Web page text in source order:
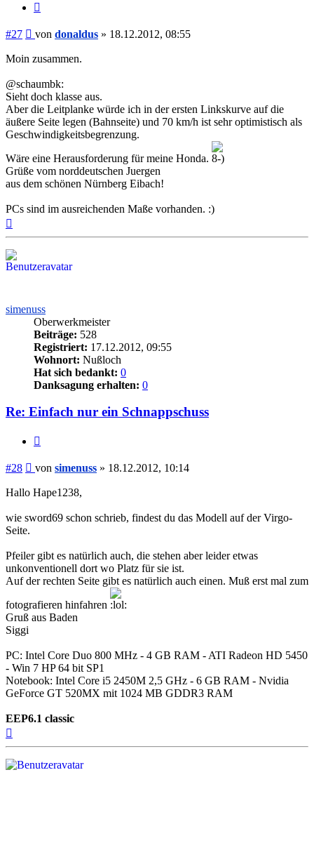
#27 Beitrag
von donaldus » 18.12.2012, 08:55
Moin zusammen.
@schaumbk:
Sieht doch klasse aus.
Aber die Leitplanke würde ich in der ersten Linkskurve auf die
äußere Seite legen (Bahnseite) und 70 km/h ist sehr optimistisch als
Geschwindigkeitsbegrenzung.
Wäre eine Herausforderung für meine Honda.
Grüße vom norddeutschen Juergen
aus dem schönen Nürnberg Eibach!
PCs sind im ausreichenden Maße vorhanden. :)
simenuss
Oberwerkmeister
Beiträge: 528
Registriert: 17.12.2012, 09:55
Wohnort: Nußloch
Hat sich bedankt: 0
Danksagung erhalten: 0
Re: Einfach nur ein Schnappschuss
#28 Beitrag
von simenuss » 18.12.2012, 10:14
Hallo Hape1238,
wie sword69 schon schrieb, findest du das Modell auf der Virgo-
Seite.
Pfeiler gibt es natürlich auch, die stehen aber leider etwas
unkonventionell dort wo Platz für sie ist.
Auf der rechten Seite gibt es natürlich auch einen. Muß erst mal zum
fotografieren hinfahren
Gruß aus Baden
Siggi
PC: Intel Core Duo 800 MHz - 4 GB RAM - ATI Radeon HD 5450
- Win 7 HP 64 bit SP1
Notebook: Intel Core i5 2450M 2,5 GHz - 6 GB RAM - Nvidia
GeForce GT 520MX mit 1024 MB GDDR3 RAM
EEP6.1 classic